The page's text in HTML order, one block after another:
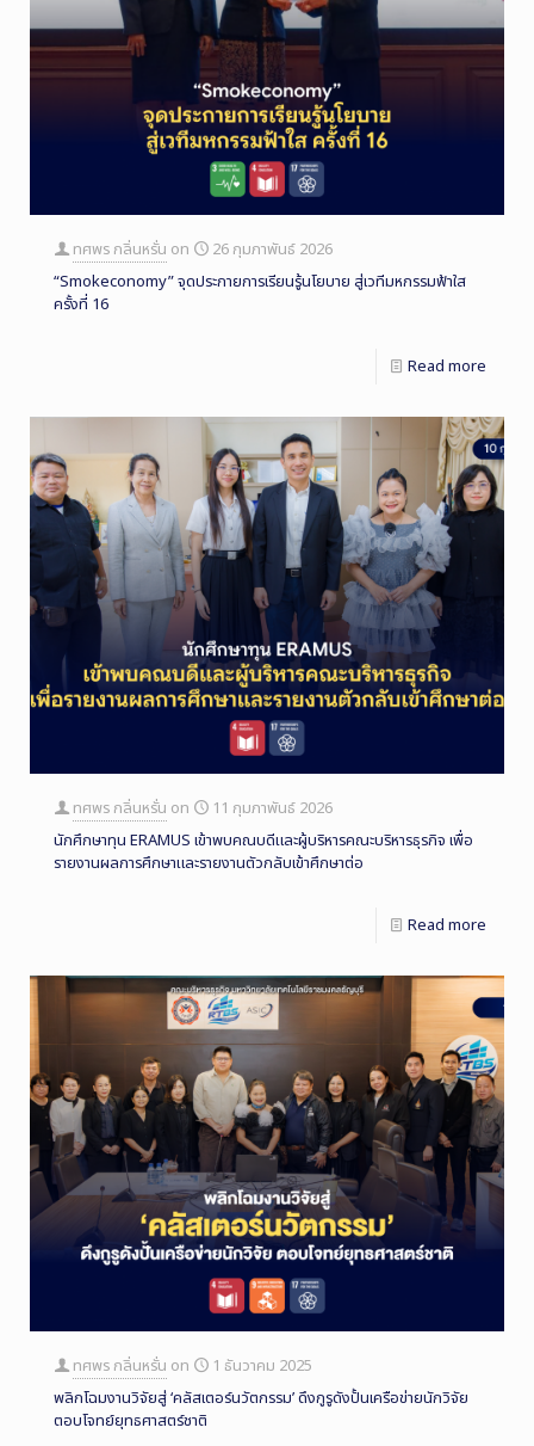
ทศพร กลิ่นหรั่น on
26 กุมภาพันธ์ 2026
“Smokeconomy” จุดประกายการเรียนรู้นโยบาย สู่เวทีมหกรรมฟ้าใส
ครั้งที่ 16
Read more
ทศพร กลิ่นหรั่น on
11 กุมภาพันธ์ 2026
นักศึกษาทุน ERAMUS เข้าพบคณบดีและผู้บริหารคณะบริหารธุรกิจ เพื่อ
รายงานผลการศึกษาและรายงานตัวกลับเข้าศึกษาต่อ
Read more
ทศพร กลิ่นหรั่น on
1 ธันวาคม 2025
พลิกโฉมงานวิจัยสู่ ‘คลัสเตอร์นวัตกรรม’ ดึงกูรูดังปั้นเครือข่ายนักวิจัย
ตอบโจทย์ยุทธศาสตร์ชาติ